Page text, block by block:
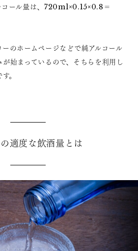
コール量は、720ml×0.15×0.8＝
のホームページなどで純アルコール
始まっているので、そちらを利用し
。
適度な飲酒量とは